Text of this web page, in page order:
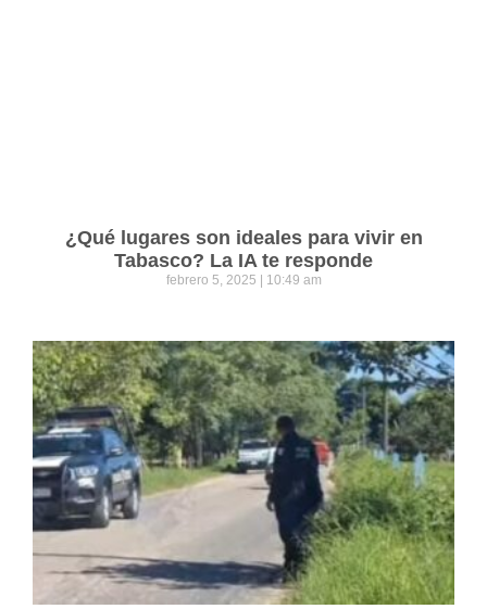
¿Qué lugares son ideales para vivir en
Tabasco? La IA te responde
febrero 5, 2025 10:49 am